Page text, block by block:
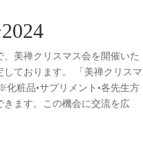
、美禅クリスマス会を開催いた
ております。 「美禅クリスマ
粧品•サプリメント•各先生方
ます。この機会に交流を広